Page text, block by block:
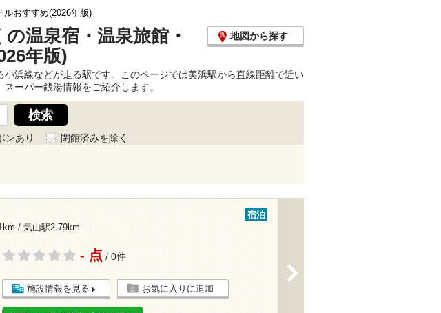
おすすめ(2026年版)
温泉宿・温泉旅館・
年版)
地図から探す
浜線などが走る駅です。このページでは美浜駅から直線距離で近い
ーパー銭湯情報をご紹介します。
ンあり
閉館済みを除く
/ 気山駅2.79km
宿泊
- 点 / 0件
施設情報を見る お気に入りに追加